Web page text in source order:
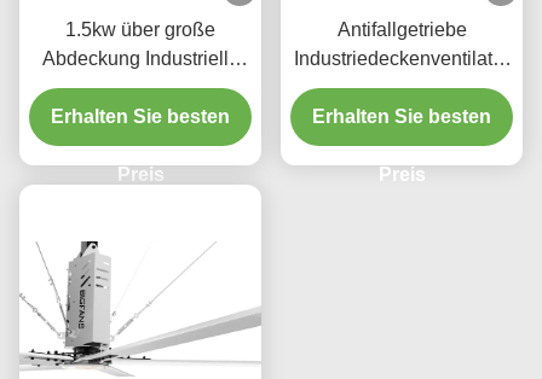
1.5kw über große
Abdeckung Industrielle
große Deckenventilator
für Fabriken
Erhalten Sie besten
Preis
Antifallgetriebe
Industriedeckenventilator
en mit Inverter 380V
Magnesium-
Aluminiumblättern
Erhalten Sie besten
Preis